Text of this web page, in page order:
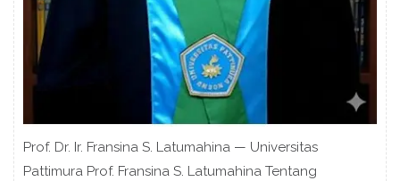
Prof. Dr. Ir. Fransina S. Latumahina — Universitas
Pattimura Prof. Fransina S. Latumahina Tentang